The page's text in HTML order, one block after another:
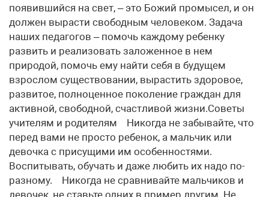
появившийся на свет, – это Божий промысел, и он
должен вырасти свободным человеком. Задача
наших педагогов – помочь каждому ребенку
развить и реализовать заложенное в нем
природой, помочь ему найти себя в будущем
взрослом существовании, вырастить здоровое,
развитое, полноценное поколение граждан для
активной, свободной, счастливой жизни.Советы
учителям и родителям Никогда не забывайте, что
перед вами не просто ребенок, а мальчик или
девочка с присущими им особенностями.
Воспитывать, обучать и даже любить их надо по-
разному. Никогда не сравнивайте мальчиков и
девочек, не ставьте одних в пример другим. Не